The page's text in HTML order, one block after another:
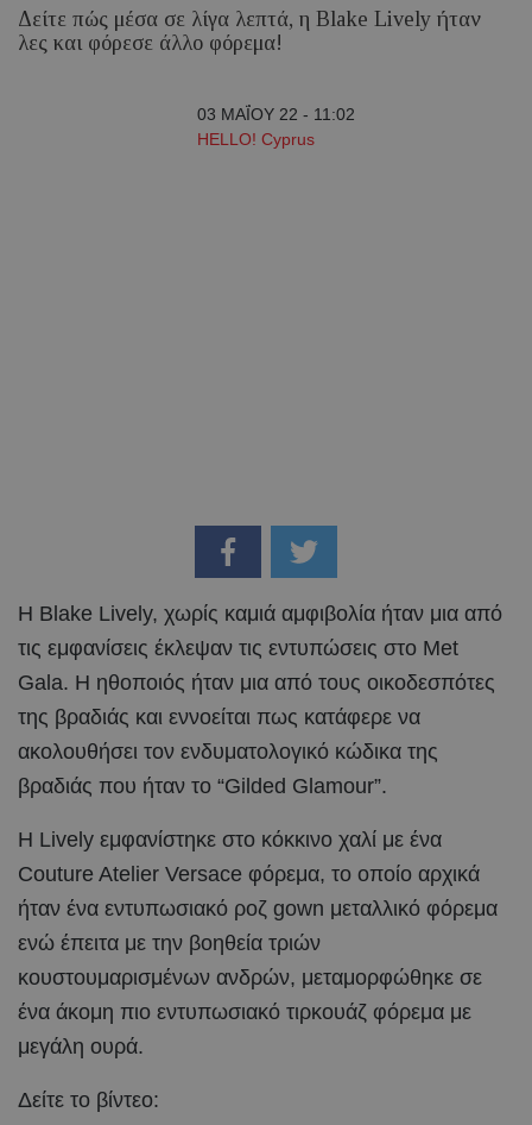
Δείτε πώς μέσα σε λίγα λεπτά, η Blake Lively ήταν
λες και φόρεσε άλλο φόρεμα!
03 ΜΑΪ́ΟΥ 22 - 11:02
HELLO! Cyprus
Η Blake Lively, χωρίς καμιά αμφιβολία ήταν μια από
τις εμφανίσεις έκλεψαν τις εντυπώσεις στο Met
Gala. Η ηθοποιός ήταν μια από τους οικοδεσπότες
της βραδιάς και εννοείται πως κατάφερε να
ακολουθήσει τον ενδυματολογικό κώδικα της
βραδιάς που ήταν το “Gilded Glamour”.
Η Lively εμφανίστηκε στο κόκκινο χαλί με ένα
Couture Atelier Versace φόρεμα, το οποίο αρχικά
ήταν ένα εντυπωσιακό ροζ gown μεταλλικό φόρεμα
ενώ έπειτα με την βοηθεία τριών
κουστουμαρισμένων ανδρών, μεταμορφώθηκε σε
ένα άκομη πιο εντυπωσιακό τιρκουάζ φόρεμα με
μεγάλη ουρά.
Δείτε το βίντεο: